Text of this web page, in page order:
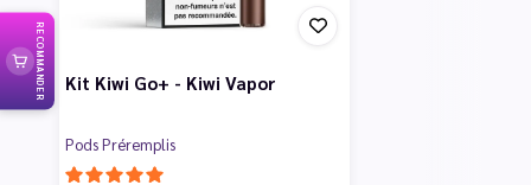
Kit Kiwi Go+ - Kiwi Vapor
Pods Préremplis
RECOMMANDER